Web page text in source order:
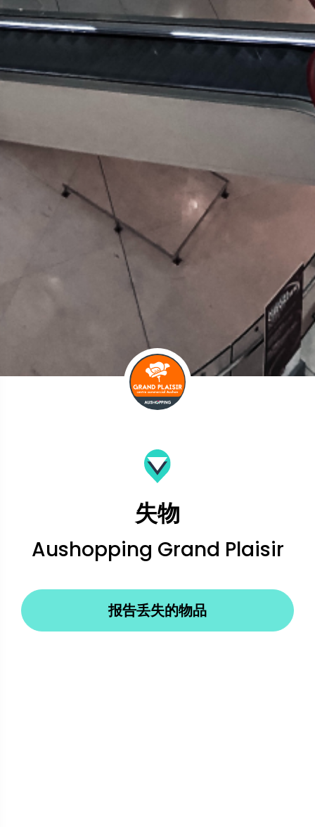
失物
Aushopping Grand Plaisir
报告丢失的物品